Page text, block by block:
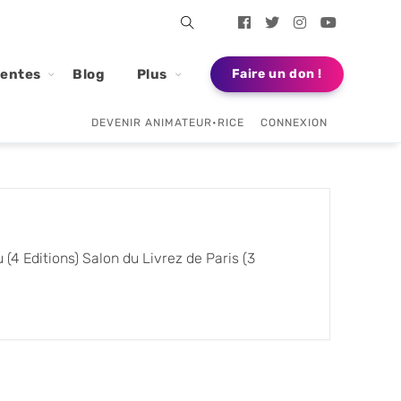
Blog Plus Faire un don !
DEVENIR ANIMATEUR•RICE CONNEXION
Editions) Salon du Livrez de Paris (3